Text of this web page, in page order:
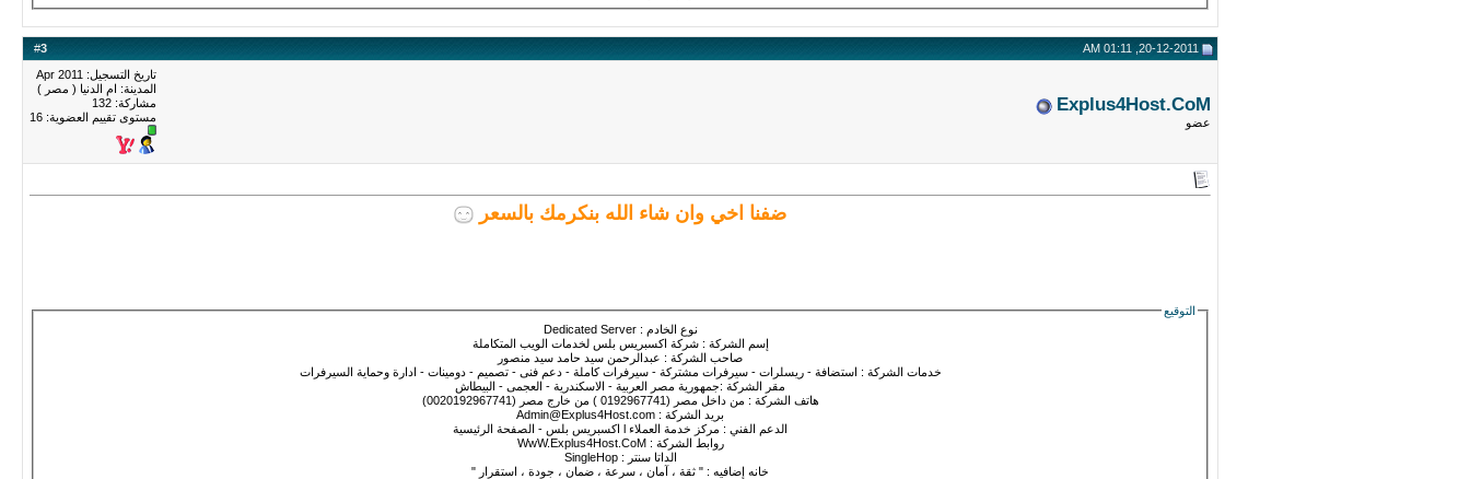
#3
Explus4Host.CoM
عضو
تاريخ التسجيل: Apr 2011
المدينة: ام الدنيا ( مصر )
مشاركة: 132
مستوى تقييم العضوية: 16
ضفنا اخي وان شاء الله بنكرمك بالسعر
التوقيع
نوع الخادم : Dedicated Server
إسم الشركة : شركة اكسبريس بلس لخدمات الويب المتكاملة
صاحب الشركة : عبدالرحمن سيد حامد سيد منصور
خدمات الشركة : استضافة - ريسلرات - سيرفرات مشتركة - سيرفرات كاملة - دعم فنى - تصميم - دومينات - ادارة وحماية السيرفرات
مقر الشركة :جمهورية مصر العربية - الاسكندرية - العجمى - البيطاش
هاتف الشركة : من داخل مصر (0192967741 ) من خارج مصر (0020192967741)
بريد الشركة : Admin@Explus4Host.com
الدعم الفني : مركز خدمة العملاء l اكسبريس بلس - الصفحة الرئيسية
روابط الشركة : WwW.Explus4Host.CoM
الداتا سنتر : SingleHop
خانه إضافيه : " ثقة ، آمان ، سرعة ، ضمان ، جودة ، استقرار "